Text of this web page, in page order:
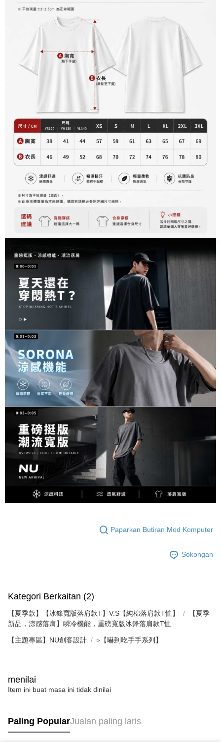
disahkan.
Had kredit yang diluluskan, tempoh ansuran yang tersedia, dan yuran
yang dikenakan adalah tertakluk kepada maklumat yang dinyatakan
pada halaman pengesahan transaksi seterusnya.
Jika transaksi tidak disahkan dalam masa 30 minit selepas pesanan
dibuat, atau jika permohonan gagal dalam proses semakan, pesanan
akan dibatalkan secara automatik. Jika permohonan gagal pada
peringkat "semakan manual", ini bermakna kriteria pemarkahan sistem
tidak dipenuhi; butiran penilaian khusus tidak akan didedahkan.
[Arahan Pembayaran]
Pembayaran ansuran melalui OP Pay Later akan dibilkan secara
berasingan dan tidak termasuk dalam bil telekom anda. SMS peringatan
Selepas mengakses bil melalui pautan dalam SMS, anda boleh
menyelesaikan pembayaran anda melalui salah satu saluran berikut: kod
bar kedai serbaneka, kedai runcit Taiwan Mobile, pemindahan bank,
JKOPay, atau iPASS MONEY.
Perkhidmatan ini disediakan oleh Taiwan Mobile Co., Ltd. (“Syarikat”),
yang membolehkan pelanggan membeli barangan atau perkhidmatan
atau pembayaran ansuran akan dipindahkan oleh peniaga kepada
Syarikat, dan pelanggan hendaklah membuat pembayaran mengikut
perjanjian menggunakan sistem bil Syarikat.
Untuk memenuhi hubungan kontrak yang terjalin melalui persetujuan
penggunaan OP Pay Later, peniaga akan memberikan maklumat peribadi
anda (termasuk nama, nombor telefon, atau alamat) kepada Syarikat bagi
tujuan pengumpulan, pemprosesan dan penggunaan data yang
diperlukan untuk pengebilan ansuran, termasuk pengesahan,
pengesahan semula dan pembetulan.
Untuk terma perkhidmatan penuh, sila rujuk pautan berikut:
https://oppay.tw/userRule
" target="_blank" class="link revert-
style">https://oppay.tw/userRule
【Panduan Penggunaan Pembayaran Ansuran Gogo】
1. Perkhidmatan ini disediakan oleh Taiwan Mobile, pengguna telefon
mudah alih boleh segera menggunakan tanpa perlu memohon lagi.
(Hanya untuk nombor langganan peribadi, tidak terbuka untuk syarikat
dan kad prabayar)
2. Pilihan kaedah pembayaran "Pembayaran Ansuran Gogo", selepas
pesanan ditubuhkan, akan secara automatik dialihkan ke proses
transaksi Gogo, selepas pengesahan nombor telefon, pilih bilangan
ansuran yang diingini, tarikh akhir pembayaran, dan setelah
mengesahkan pembayaran, transaksi akan selesai.
3. Jumlah kelulusan sebenar, bilangan ansuran dan jumlah bayaran
adalah berdasarkan halaman pengesahan transaksi seterusnya.
4. Dalam masa 30 minit selepas pesanan ditubuhkan, jika tidak pergi
untuk mengesahkan transaksi atau jika tidak lulus semakan, pesanan
penilaian tidak mencukupi, tiada penjelasan mengenai kandungan
2. Melalui pautan SMS untuk membuka bil, anda boleh memilih untuk
membayar melalui "Kod bar kedai serbaneka / Kedai rasmi Taiwan
Mobile / Pemindahan bank / Pembayaran J街口 / iPASS MONEY" dan
saluran lain.
【Nota Penting】
menggunakan bil syarikat ini.
2. Berdasarkan tujuan kontrak persetujuan pembayaran menggunakan
pengumpulan, pemprosesan dan penggunaan, untuk pengesahan,
semakan dan pembetulan data yang diperlukan untuk bil ansuran oleh
manakala ahli aplikasi akan menerima pemberitahuan tolak aplikasi
5. Tiada bayaran diperlukan apabila anda menerima produk. Sila buat
pembayaran di empat kedai serbaneka utama, ATM atau perbankan
dalam talian dengan SMS pembayaran atau pemberitahuan tolak aplikasi
AFTEE.
Sila ambil perhatian bahawa tempoh pembayaran adalah 14 hari. Walau
bagaimanapun, bagi mereka yang telah memuat turun Aplikasi AFTEE
dan mendaftar sebagai ahli AFTEE boleh menikmati tempoh pembayaran
ditambah dengan bilangan hari yang boleh dilanjutkan oleh AFTEE. Anda
boleh melanjutkan tempoh pembayaran anda sebelum anda menerima
pesanan. Walau bagaimanapun, tiada jaminan bahawa anda boleh
menerima pesanan anda semasa tempoh pembayaran (cth.: produk
prapesanan atau produk yang mungkin mengambil masa yang lebih
kepada AFTEE dalam tempoh sama ada anda menerima pesanan.
Kedua, Sekatan Pembayaran
1. Jumlah yang diperakui untuk pengguna kali pertama boleh sehingga
NT$10,000. Amaun diperakui sebenar yang diluluskan akan berdasarkan
keputusan pensijilan dan semakan oleh AFTEE.
Ketiga, Syarat Perkhidmatan
Perkhidmatan AFTEE Beli Sekarang Bayar Kemudian disediakan oleh NP
Taiwan, Inc. dan AFTEE akan membuat bil kepada pengguna. AFTEE
akan menggunakan data peribadi yang dikumpul (termasuk nama
pembeli, no. telefon, nama penerima, no. telefon, alamat penerima) untuk
penggunaan perkhidmatan. Sila rujuk kepada "Penyata Pengumpulan
Data Peribadi, Pemprosesan, Penggunaan"
(https://aftee.tw/privacypolicy/
) untuk maklumat lanjut.
Jumlah yang diperakui untuk pengguna kali pertama yang lulus
kelulusan boleh sehingga NT$10,000. Jika pengguna tidak membuat
pembayaran dalam tempoh tersebut, yuran pembayaran lewat sebanyak
20% setahun akan dikenakan. Pengguna bawah umur dikehendaki
mendapatkan kebenaran daripada ibu bapa atau penjaga yang sah
untuk menggunakan AFTEE.
Sila hubungi NP Taiwan Inc. dics_tw@netprotections.co.jp
jika anda
mempunyai sebarang kebimbangan mengenai pemprosesan dan
penggunaan pada data peribadi. Jika anda tidak bersetuju dengan data
peribadi yang disenaraikan seperti di atas akan dikumpul dan digunakan
oleh AFTEE, sila jangan gunakan perkhidmatan ini.
NT$65/pesanan | Penghantaran percuma untuk pesanan
NT$899 atau lebih
NT$60/pesanan | Penghantaran percuma untuk pesanan
NT$899 atau lebih
NT$65/pesanan | Penghantaran percuma untuk pesanan
付款後7-11取貨
NT$60/pesanan | Penghantaran percuma untuk pesanan
NT$65/pesanan | Penghantaran percuma untuk pesanan
NT$899 atau lebih
Paparkan Butiran Mod Komputer
Sokongan
Kategori Berkaitan (2)
【夏季款】【冰鋒寬版落肩款T】V.S【純棉落肩款T恤】
【夏季
新品，涼感落肩】瞬冷機能，重磅寬版冰鋒落肩款T恤
【主題專區】NU創客設計 ▹【嚇到吃手手系列】
menilai
Item ini buat masa ini tidak dinilai
Paling PopularJualan paling laris